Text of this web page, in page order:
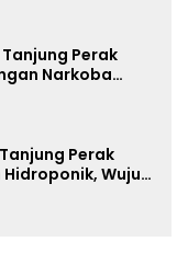
Perak
Narkoba
Perak
Hidroponik, Wujud